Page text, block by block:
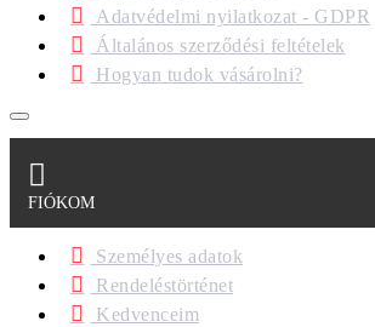
Adatvédelmi nyilatkozat - GDPR
Általános szerződési feltételek
Hogyan tudok vásárolni?
FIÓKOM
Személyes adatok
Rendeléstörténet
Kedvenceim